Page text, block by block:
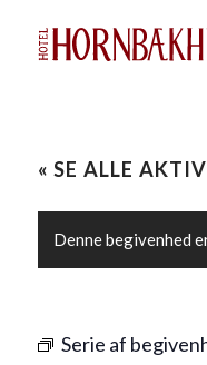
« SE ALLE
Denne begivenhed
Serie af